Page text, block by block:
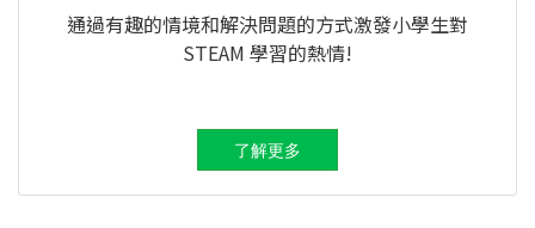
通過有趣的情境和解決問題的方式激發小學生對
STEAM 學習的熱情!
了解更多